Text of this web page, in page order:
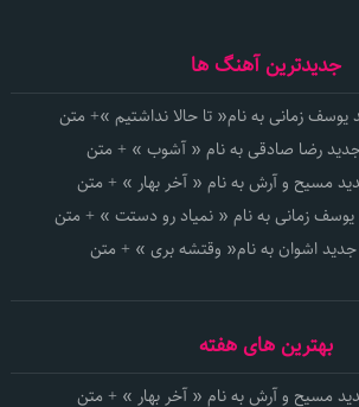
جدیدترین آهنگ ها
یوسف زمانی به نام« تا حالا نداشتیم »+ متن
جدید رضا صادقی به نام « آشوب » + متن
مسیح و آرش به نام « آخر بهار » + متن
یوسف زمانی به نام « نمیاد رو دستت » + متن
جدید اشوان به نام« وقتشه بری » + متن
بهترین های هفته
مسیح و آرش به نام « آخر بهار » + متن